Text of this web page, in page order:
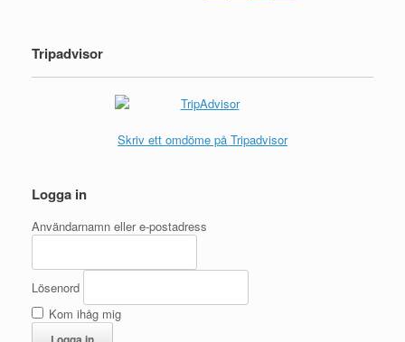
Tripadvisor
Skriv ett omdöme på Tripadvisor
Logga in
Användarnamn eller e-postadress
Lösenord
Kom ihåg mig